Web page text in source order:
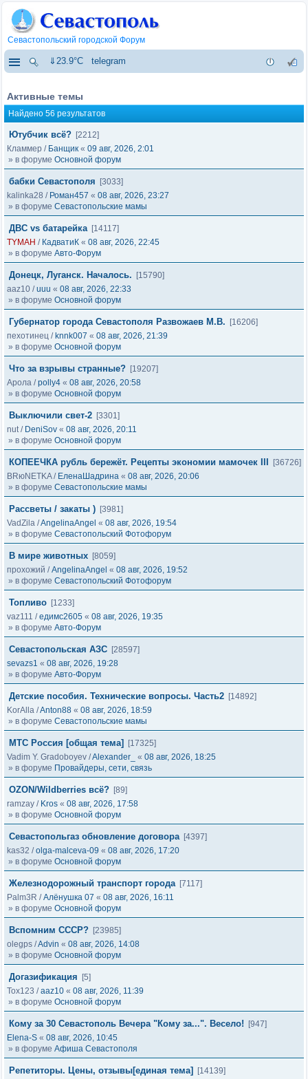
Севастопольский городской Форум
⇓23.9°C telegram
Активные темы
Найдено 56 результатов
Ютубчик всё? [2212]
Кламмер / Банщик « 09 авг, 2026, 2:01
» в форуме Основной форум
бабки Севастополя
[3033]
kalinka28 / Роман457 « 08 авг, 2026, 23:27
» в форуме Севастопольские мамы
ДВС vs батарейка [14117]
TYMAH / КадватиК « 08 авг, 2026, 22:45
» в форуме Авто-Форум
Донецк, Луганск. Началось.
[15790]
aaz10 /uuu « 08 авг, 2026, 22:33
» в форуме Основной форум
Губернатор города Севастополя Развожаев М.В.
[16206]
пехотинец / knnk007 « 08 авг, 2026, 21:39
» в форуме Основной форум
Что за взрывы странные? [19207]
Арола /polly4 « 08 авг, 2026, 20:58
» в форуме Основной форум
Выключили свет-2 [3301]
nut/ DeniSov « 08 авг, 2026, 20:11
» в форуме Основной форум
КОПЕЕЧКА рубль бережёт. Рецепты экономии мамочек III
[36726]
BRюNETKA/ ЕленаШадрина « 08 авг, 2026, 20:06
» в форуме Севастопольские мамы
Рассветы / закаты ) [3981]
VadZila /AngelinaAngel « 08 авг, 2026, 19:54
» в форуме Севастопольский Фотофорум
В мире животных [8059]
прохожий /AngelinaAngel « 08 авг, 2026, 19:52
» в форуме Севастопольский Фотофорум
Топливо [1233]
vaz111 /едимс2605 « 08 авг, 2026, 19:35
» в форуме Авто-Форум
Севастопольская АЗС [28597]
sevazs1 « 08 авг, 2026, 19:28
» в форуме Авто-Форум
Детские пособия. Технические вопросы. Часть2 [14892]
KorAlla /Anton88 « 08 авг, 2026, 18:59
» в форуме Севастопольские мамы
МТС Россия [общая тема]
[17325]
Vadim Y. Gradoboyev /Alexander_ « 08 авг, 2026, 18:25
» в форуме Провайдеры, сети, связь
OZON/Wildberries всё? [89]
ramzay / Kros « 08 авг, 2026, 17:58
» в форуме Основной форум
Севастопольгаз обновление договора [4397]
kas32 /olga-malceva-09 « 08 авг, 2026, 17:20
» в форуме Основной форум
Железнодорожный транспорт города [7117]
Palm3R /Алёнушка 07 « 08 авг, 2026, 16:11
» в форуме Основной форум
Вспомним СССР? [23985]
olegps /Advin « 08 авг, 2026, 14:08
» в форуме Основной форум
Догазификация
[5]
Tox123 /aaz10 « 08 авг, 2026, 11:39
» в форуме Основной форум
Кому за 30 Севастополь Вечера "Кому за...". Весело!
[947]
Elena-S « 08 авг, 2026, 10:45
» в форуме Афиша Севастополя
Репетиторы. Цены, отзывы[единая тема]
[14139]